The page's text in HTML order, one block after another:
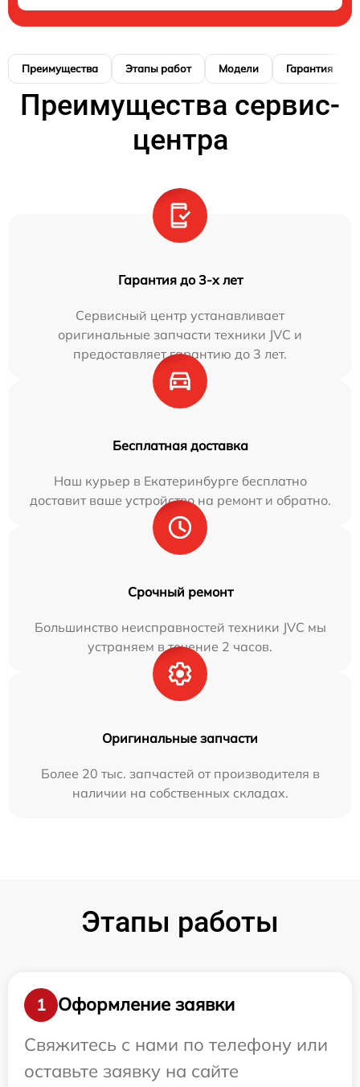
Преимущества Этапы работ Модели Гарантия
Преимущества сервис-
центра
Гарантия до 3-х лет
Сервисный центр устанавливает
оригинальные запчасти техники JVC и
предоставляет гарантию до 3 лет.
Бесплатная доставка
Наш курьер в Екатеринбурге бесплатно
доставит ваше устройство на ремонт и обратно.
Срочный ремонт
Большинство неисправностей техники JVC мы
устраняем в течение 2 часов.
Оригинальные запчасти
Более 20 тыс. запчастей от производителя в
наличии на собственных складах.
Этапы работы
1
Оформление заявки
Свяжитесь с нами по телефону или
оставьте заявку на сайте